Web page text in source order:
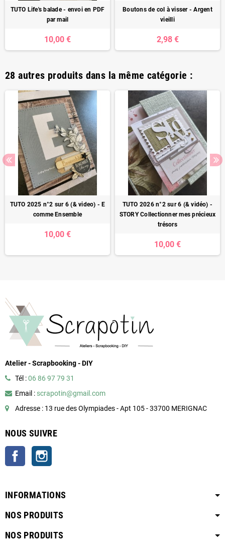
TUTO Life's balade - envoi en PDF
par mail
10,00 €
Boutons de col à visser - Argent
vieilli
2,98 €
28 autres produits dans la même catégorie :
TUTO 2025 n°2 sur 6 (& video) - E
comme Ensemble
10,00 €
TUTO 2026 n°2 sur 6 (& vidéo) -
STORY Collectionner mes précieux
trésors
10,00 €
Atelier - Scrapbooking - DIY
Tél :06 86 97 79 31
Email : scrapotin@gmail.com
Adresse : 13 rue des Olympiades - Apt 105 - 33700 MERIGNAC
NOUS SUIVRE
Facebook
INFORMATIONS
NOS PRODUITS
NOS PRODUITS